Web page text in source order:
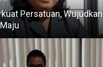
Persatuan, Wujudkan